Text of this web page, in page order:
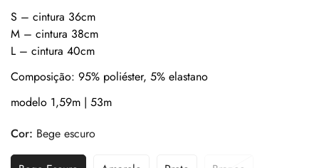
S – cintura 36cm
M – cintura 38cm
L – cintura 40cm
Composição: 95% poliéster, 5% elastano
modelo 1,59m | 53m
Cor: Bege escuro